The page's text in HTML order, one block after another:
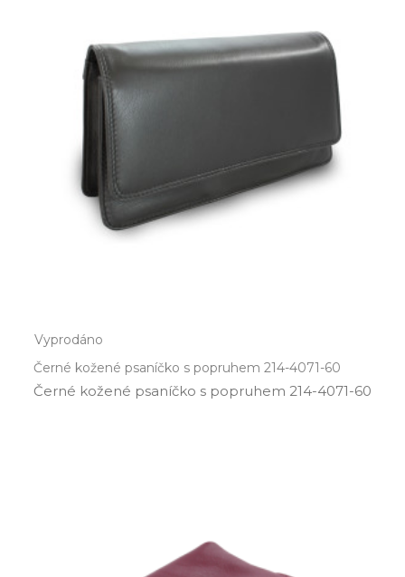
Vyprodáno
Černé kožené psaníčko s popruhem 214-4071-60
Černé kožené psaníčko s popruhem 214­-4071­-60